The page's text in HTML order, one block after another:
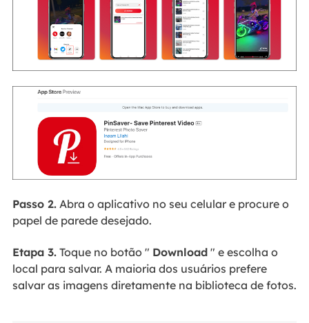
Passo 2.Abra o aplicativo no seu celular e procure o
papel de parede desejado.
Etapa 3.Toque no botão " Download" e escolha o
local para salvar. A maioria dos usuários prefere
salvar as imagens diretamente na biblioteca de fotos.